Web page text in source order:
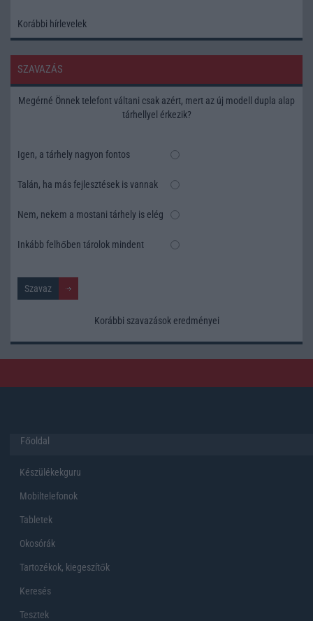
Korábbi hírlevelek
SZAVAZÁS
Megérné Önnek telefont váltani csak azért, mert az új modell dupla alap
tárhellyel érkezik?
Igen, a tárhely nagyon fontos
Talán, ha más fejlesztések is vannak
Nem, nekem a mostani tárhely is elég
Inkább felhőben tárolok mindent
Korábbi szavazások eredményei
Főoldal
Készülékekguru
Mobiltelefonok
Tabletek
Okosórák
Tartozékok, kiegeszítők
Keresés
Tesztek